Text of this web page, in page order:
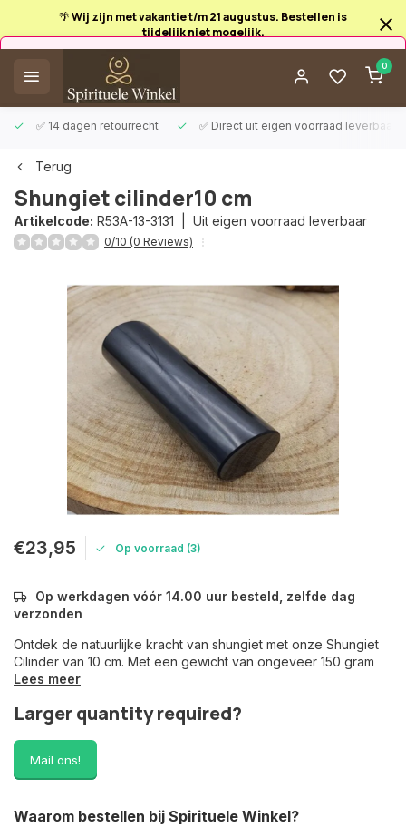
🌴 Wij zijn met vakantie t/m 21 augustus. Bestellen is
tijdelijk niet mogelijk.
0
✅ 14 dagen retourrecht ✅ Direct uit eigen voorraad leverbaar
Afrekenen is uitgeschakeld.
Terug
Shungiet cilinder10 cm
Artikelcode: R53A-13-3131 | Uit eigen voorraad leverbaar
0/10 (0 Reviews)
€23,95 Op voorraad (3)
Op werkdagen vóór 14.00 uur besteld, zelfde dag
verzonden
Ontdek de natuurlijke kracht van shungiet met onze Shungiet
Cilinder van 10 cm. Met een gewicht van ongeveer 150 gram
Lees meer
Larger quantity required?
Mail ons!
Waarom bestellen bij Spirituele Winkel?